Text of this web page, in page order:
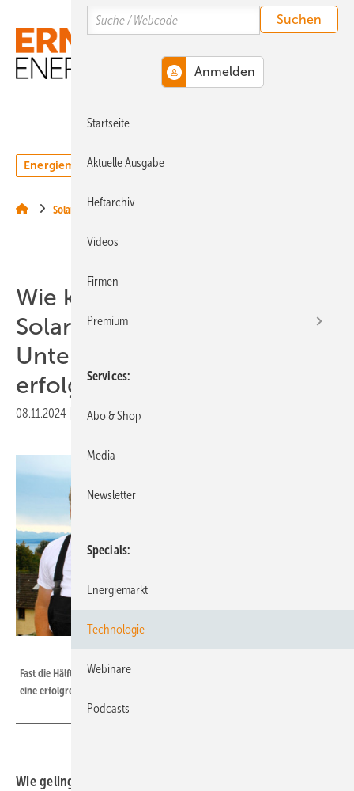
Hauptinhalt
Hauptmenü
SiteSearch
Energiemarkt Technologie
Solar
Wie können
Solarhandwerker ihre
Unternehmensnachfolge
erfolgreich regeln?
08.11.2024 Druckvorschau
Fast die Hälfte der Solarhandwerker gehen bald in Rente. Doch wie gelingt
eine erfolgreiche Unternehmesnachfolge?
Wie gelingt der Generationenwechsel im Solarhandwerk
Search
Startseite
Aktuelle Ausgabe
Heftarchiv
Videos
Firmen
Premium
Services
Abo & Shop
Media
Newsletter
Specials
Energiemarkt
Technologie
Webinare
Podcasts